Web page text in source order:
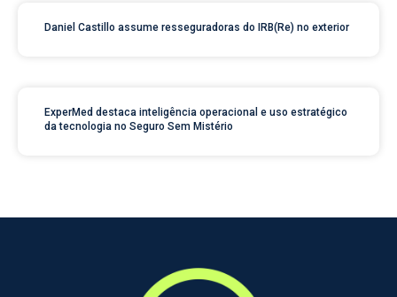
Daniel Castillo assume resseguradoras do IRB(Re) no exterior
ExperMed destaca inteligência operacional e uso estratégico
da tecnologia no Seguro Sem Mistério